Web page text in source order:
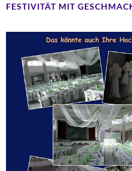
FESTIVITÄT MIT